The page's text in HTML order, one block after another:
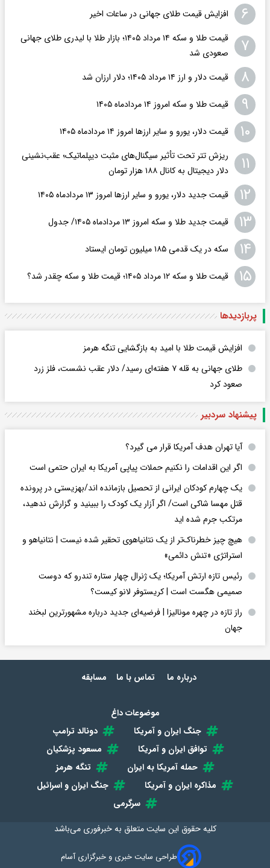
۶ افزایش قیمت طلای جهانی در ساعات اخیر
۷
قیمت طلا و سکه ۱۴ مرداد ۱۴۰۵؛ بازار طلا با لیدری طلای جهانی
صعودی شد
۸ قیمت دلار و ارز ۱۴ مرداد ۱۴۰۵؛ دلار ارزان شد
۹ قیمت طلا و سکه امروز ۱۴ مردادماه ۱۴۰۵
۱۰ قیمت دلار، یورو و سایر ارزها امروز ۱۴ مردادماه ۱۴۰۵
۱۱
ریزش تتر تحت تأثیر سیگنال‌های مثبت دیپلماتیک؛ عقب‌نشینی
دلار دیجیتال به کانال ۱۸۸ هزار تومان
۱۲ قیمت جدید دلار، یورو و سایر ارزها امروز ۱۳ مردادماه ۱۴۰۵
۱۳ قیمت جدید طلا و سکه امروز ۱۳ مردادماه ۱۴۰۵/ جدول
۱۴ سکه در یک قدمی ۱۸۵ میلیون تومان ایستاد
۱۵ قیمت طلا و سکه ۱۲ مرداد ۱۴۰۵؛ قیمت طلا و سکه چقدر شد؟
پربازدید‌ها
افزایش قیمت طلا با امید به بازگشایی تنگه هرمز
طلای جهانی به قله ۷ هفته‌ای رسید/ دلار عقب نشست، فلز زرد
صعود کرد
پیشنهاد سردبیر
آیا تهران هدف آمریکا قرار می گیرد؟
اگر این اقدامات را نکنیم حملات پیاپی آمریکا به ایران حتمی است
یک چهارم کودکان ایرانی از تحصیل بازمانده اند/بهزیستی در پرونده
قتل مهسا شاکی است/ اگر آزار یک کودک را ببینید و گزارش ندهید،
مرتکب جرم شده اید
هیچ چیز خطرناک‌تر از یک نتانیاهوی تحقیر شده نیست | نتانیاهو و
استراتژی «تنش دائمی»
رئیس تازه ارتش آمریکا؛ یک ژنرال چهار ستاره تندرو که دوست
صمیمی هگست است | کریستوفر لانو کیست؟
راز تازه در چهره مونالیزا | فرضیه‌ای جدید درباره مشهورترین لبخند
جهان
درباره ما تماس با ما مسابقه
موضوعات داغ
جنگ ایران و آمریکا
دونالد ترامپ
توافق ایران و آمریکا
مسعود پزشکیان
حمله آمریکا به ایران
تنگه هرمز
مذاکره ایران و آمریکا
جنگ ایران و اسرائیل
سرگرمی
کلیه حقوق این سایت متعلق بهخبرفوری می‌باشد
طراحی سایت خبری و خبرگزاری آسام